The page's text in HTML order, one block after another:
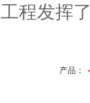
工程发挥
产品：